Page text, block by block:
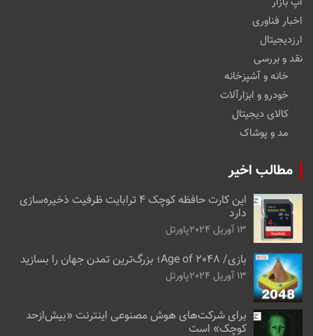
اخبار فناوری
ارزدیجیتال
نقد و بررسی
خانه و آشپزخانه
خودرو و ابزارآلات
کالای دیجیتال
مد و پوشاک
مطالب اخیر
این کارت حافظه کوچک ۴ ترابایت ظرفیت ذخیره‌سازی
دارد
13 آوریل 2024 پاورتل
بازی/ Age of 2048؛ بزرگ‌ترین تمدن جهان را بسازید
13 آوریل 2024 پاورتل
برای شرکت‌های هوش مصنوعی اینترنت «بیش‌از‌حد
کوچک» است